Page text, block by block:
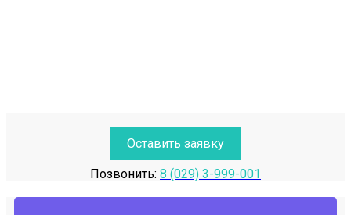
Оставить заявку
Позвонить: 8 (029) 3-999-001